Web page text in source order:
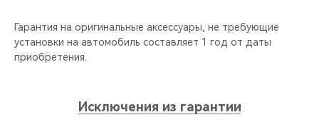
Гарантия на оригинальные аксессуары, не требующие
установки на автомобиль составляет 1 год от даты
приобретения.
Исключения из гарантии